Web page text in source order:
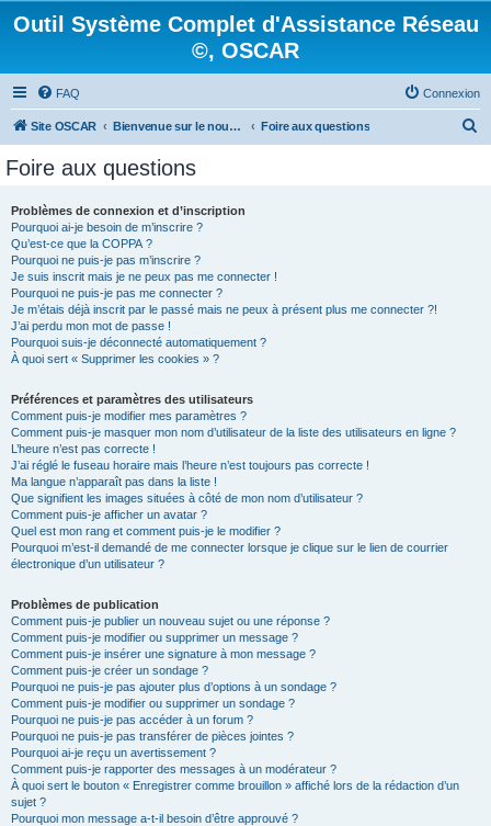
Outil Système Complet d'Assistance Réseau
©, OSCAR
FAQ Connexion
Site OSCAR Bienvenue sur le nouveau forum OSCAR Foire aux questions
Foire aux questions
Problèmes de connexion et d’inscription
Pourquoi ai-je besoin de m’inscrire ?
Qu’est-ce que la COPPA ?
Pourquoi ne puis-je pas m’inscrire ?
Je suis inscrit mais je ne peux pas me connecter !
Pourquoi ne puis-je pas me connecter ?
Je m’étais déjà inscrit par le passé mais ne peux à présent plus me connecter ?!
J’ai perdu mon mot de passe !
Pourquoi suis-je déconnecté automatiquement ?
À quoi sert « Supprimer les cookies » ?
Préférences et paramètres des utilisateurs
Comment puis-je modifier mes paramètres ?
Comment puis-je masquer mon nom d’utilisateur de la liste des utilisateurs en ligne ?
L’heure n’est pas correcte !
J’ai réglé le fuseau horaire mais l’heure n’est toujours pas correcte !
Ma langue n’apparaît pas dans la liste !
Que signifient les images situées à côté de mon nom d’utilisateur ?
Comment puis-je afficher un avatar ?
Quel est mon rang et comment puis-je le modifier ?
Pourquoi m’est-il demandé de me connecter lorsque je clique sur le lien de courrier
électronique d’un utilisateur ?
Problèmes de publication
Comment puis-je publier un nouveau sujet ou une réponse ?
Comment puis-je modifier ou supprimer un message ?
Comment puis-je insérer une signature à mon message ?
Comment puis-je créer un sondage ?
Pourquoi ne puis-je pas ajouter plus d’options à un sondage ?
Comment puis-je modifier ou supprimer un sondage ?
Pourquoi ne puis-je pas accéder à un forum ?
Pourquoi ne puis-je pas transférer de pièces jointes ?
Pourquoi ai-je reçu un avertissement ?
Comment puis-je rapporter des messages à un modérateur ?
À quoi sert le bouton « Enregistrer comme brouillon » affiché lors de la rédaction d’un
sujet ?
Pourquoi mon message a-t-il besoin d’être approuvé ?